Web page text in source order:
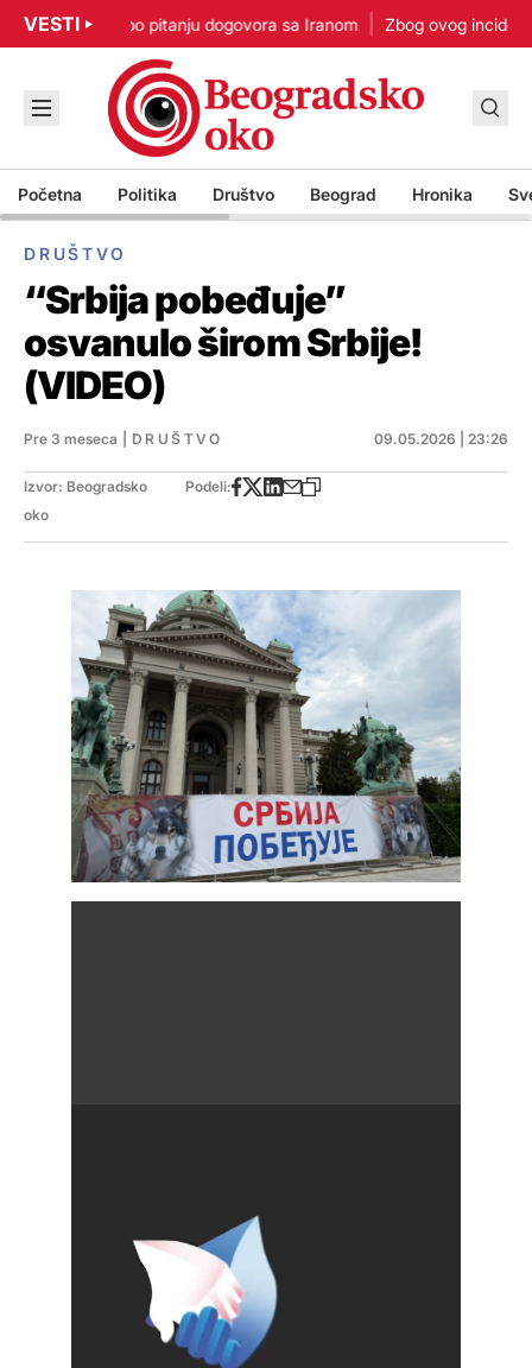
VESTI
u žurbi po pitanju dogovora sa Iranom Zbog ovog
Početna Politika Društvo Beograd Hronika
DRUŠTVO
“Srbija pobeđuje”
osvanulo širom Srbije!
(VIDEO)
Pre 3 meseca DRUŠTVO 09.05.2026 | 23:26
Izvor: Beogradsko
oko
Podeli: